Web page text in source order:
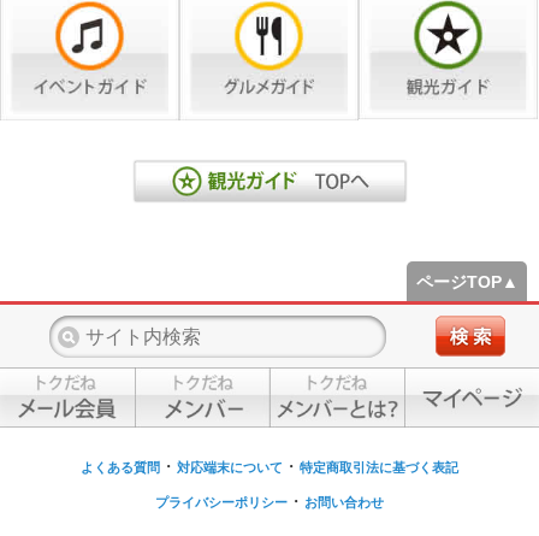
ページTOP▲
よくある質問 ・ 対応端末について ・ 特定商取引法に基づく表記
プライバシーポリシー ・ お問い合わせ